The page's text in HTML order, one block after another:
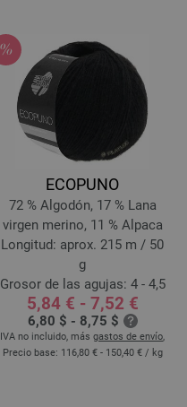
ECOPUNO
72 % Algodón, 17 % Lana
virgen merino, 11 % Alpaca
Longitud: aprox. 215 m / 50
g
Grosor de las agujas: 4 - 4,5
5,84 € - 7,52 €
6,80 $ - 8,75 $
IVA no incluido, más gastos de envío,
Precio base: 116,80 € - 150,40 € / kg